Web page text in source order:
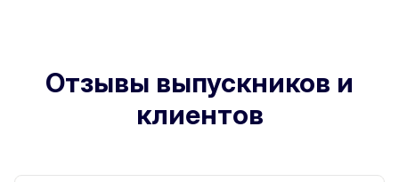
Отзывы выпускников и
клиентов